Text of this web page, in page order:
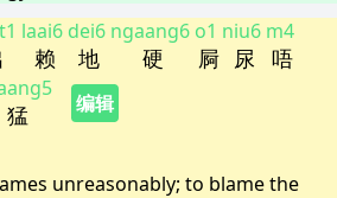
赖
laai6
地
dei6
硬
ngaang6
屙
o1
尿
niu6
唔
m4
猛
编辑
unreasonably; to blame the